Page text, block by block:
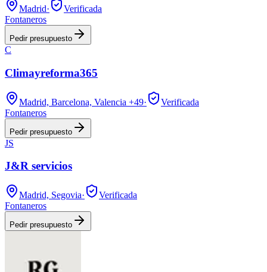
Madrid·
Verificada
Fontaneros
Pedir presupuesto
C
Climayreforma365
Madrid, Barcelona, Valencia +49·
Verificada
Fontaneros
Pedir presupuesto
JS
J&R servicios
Madrid, Segovia·
Verificada
Fontaneros
Pedir presupuesto